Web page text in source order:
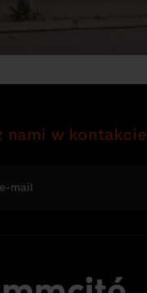
nami w kontakcie